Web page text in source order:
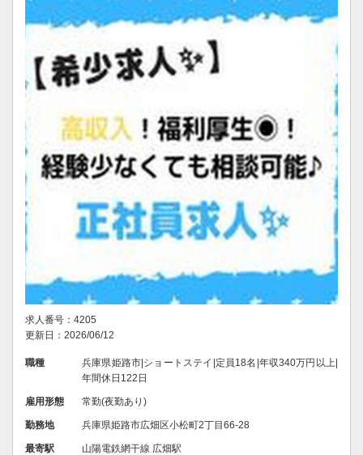
求人番号：4205
更新日：2026/06/12
職種
兵庫県姫路市|ショートステイ|定員18名|年収340万円以上|
年間休日122日
雇用形態 常勤(夜勤あり)
勤務地 兵庫県姫路市広畑区小松町2丁目66-28
最寄駅 山陽電鉄網干線 広畑駅